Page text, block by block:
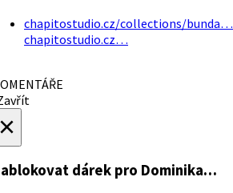
chapitostudio.cz/collections/bunda…
chapitostudio.cz…
dárek pro Dominika…